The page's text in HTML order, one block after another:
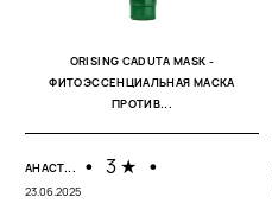
ORISING CADUTA MASK -
ФИТОЭССЕНЦИАЛЬНАЯ МАСКА
ПРОТИВ...
АНАСТ... • 3 ★ •
23.06.2025